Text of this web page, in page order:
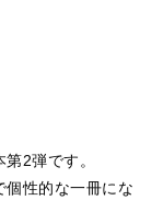
2弾です。
個性的な一冊にな